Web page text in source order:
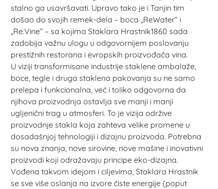
stalno ga usavršavati. Upravo tako je i Tanjin tim
došao do svojih remek-dela – boca „ReWater“ i
„Re.Vine“ – sa kojima Staklara Hrastnik1860 sada
zadobija važnu ulogu u odgovornijem poslovanju
prestižnih restorana i evropskih proizvođača vina.
U viziji transformisane industrije staklene ambalaže,
boce, tegle i druga staklena pakovanja su ne samo
prelepa i funkcionalna, već i toliko odgovorna da
njihova proizvodnja ostavlja sve manji i manji
ugljenični trag u atmosferi. To je vizija održive
proizvodnje stakla koja zahteva velike promene u
dosadašnjoj tehnologiji i dizajnu proizvoda. Potrebna
su nova znanja, nove sirovine, nove mašine i inovativni
proizvodi koji odražavaju principe eko-dizajna.
Vođena takvom idejom i ciljevima, Staklara Hrastnik
se sve više oslanja na izvore čiste energije (poput